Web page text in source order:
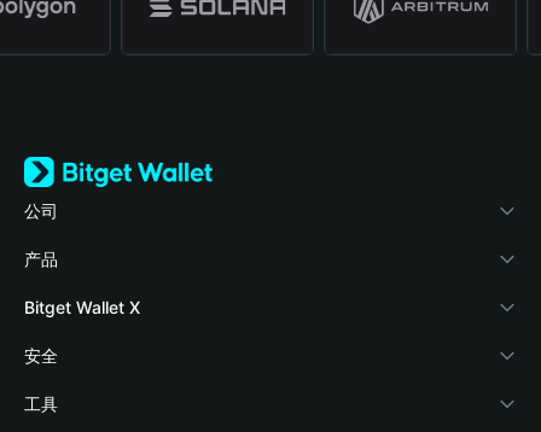
公司
关于 Bitget Wallet
博客
学院
加密资讯
产品
加密卡
稳定币理财
Payfi Crypto
Bitget Wallet X
开发者文档
接入钱包
安全
风险保障基金
工具